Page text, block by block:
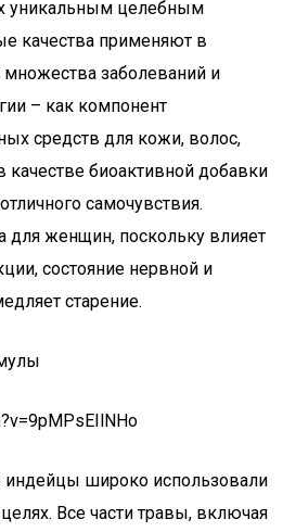
уникальным целебным
качества применяют в
заболеваний и
– как компонент
средств для кожи, волос,
качестве биоактивной добавки
самочувствия.
для женщин, поскольку влияет
состояние нервной и
старение.
широко использовали
Все части травы, включая